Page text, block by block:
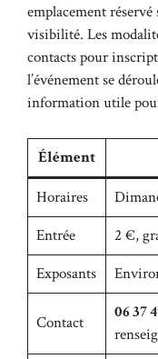
emplacement
visibilité. Les
contacts pour
l’événement se
information utile
Élément
Horaires
Entrée
2 €,
Exposants
Contact
06 37